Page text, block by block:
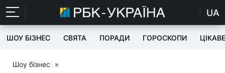
UA
ШОУ БІЗНЕС СВЯТА ПОРАДИ ГОРОСКОПИ ЦІКАВЕ
Шоу бізнес »